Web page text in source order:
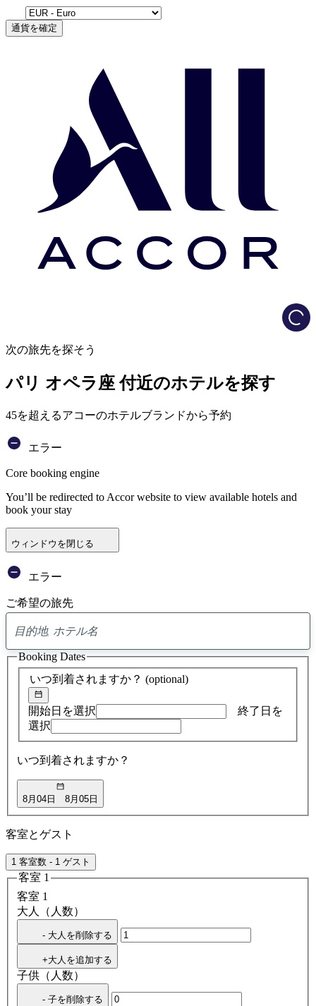
通貨を確定
次の旅先を探そう
パリ オペラ座 付近のホテルを探す
45を超えるアコーのホテルブランドから予約
エラー
Core booking engine
You’ll be redirected to Accor website to view available hotels and
book your stay
ウィンドウを閉じる
エラー
ご希望の旅先
ア
ド
バ
イ
検
索
いつ到着されますか？ (optional)
開始日を選択
終了日を
選択
いつ到着されますか？
8月04日 8月05日
Booking Dates
客室とゲスト
1 客室数 - 1 ゲスト
客室 1
客室 1
大人（人数）
- 大人を削除する
+大人を追加する
子供（人数）
- 子を削除する